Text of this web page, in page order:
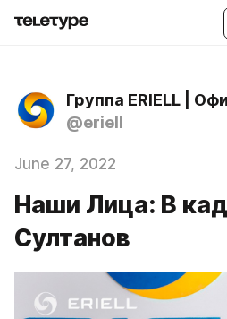
Группа ERIELL |
@eriell
June 27, 2022
Наши Лица: В
Султанов